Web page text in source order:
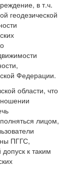
в т.ч.
геодезической
Федерации.
области, что
лицом,
ПГГС,
к таким